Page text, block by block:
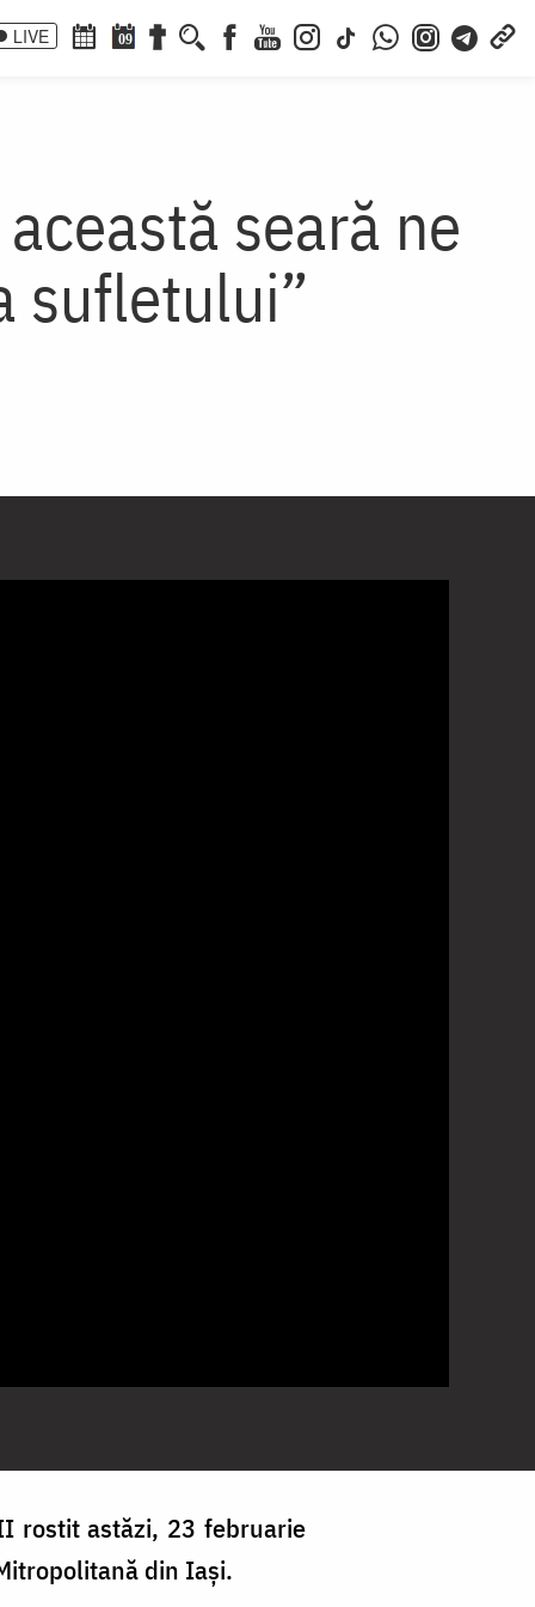
LIVE 09
seară ne
sufletului”
rostit astăzi, 23 februarie
din Iași.